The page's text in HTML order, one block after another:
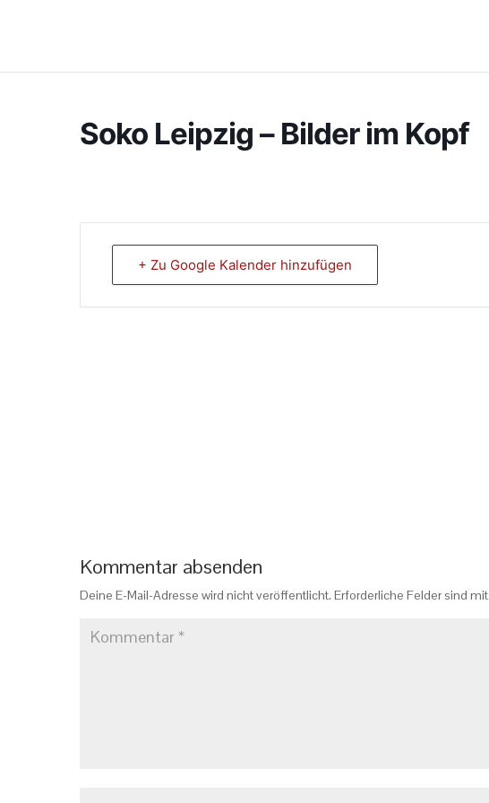
Soko Leipzig – Bilder im Kopf
+ Zu Google Kalender hinzufügen
Kommentar absenden
Deine E-Mail-Adresse wird nicht veröffentlicht. Erforderliche Felder sind mit